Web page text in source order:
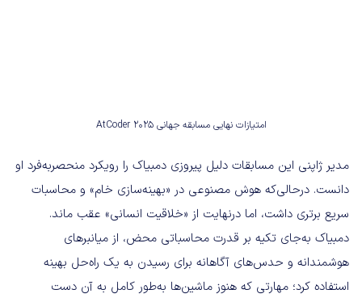
امتیازات نهایی مسابقه جهانی AtCoder 2025
مدیر ژاپنی این مسابقات دلیل پیروزی دمبیاک را رویکرد منحصربه‌فرد او
دانست. درحالی‌که هوش مصنوعی در «بهینه‌سازی خام» و محاسبات
سریع برتری داشت، اما درنهایت از «خلاقیت انسانی» عقب ماند.
دمبیاک به‌جای تکیه بر قدرت محاسباتی محض، از میانبرهای
هوشمندانه و حدس‌های آگاهانه برای رسیدن به یک راه‌حل بهینه
استفاده کرد؛ مهارتی که هنوز ماشین‌ها به‌طور کامل به آن دست